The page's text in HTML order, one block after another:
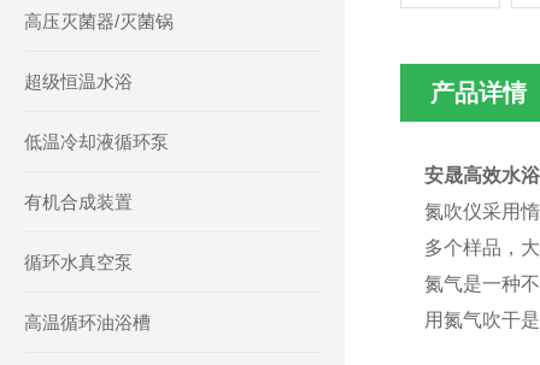
高压灭菌器/灭菌锅
超级恒温水浴
低温冷却液循环泵
有机合成装置
循环水真空泵
高温循环油浴槽
产品详情
安晟高效水
氮吹仪采用
多个样品，
氮气是一种
用氮气吹干